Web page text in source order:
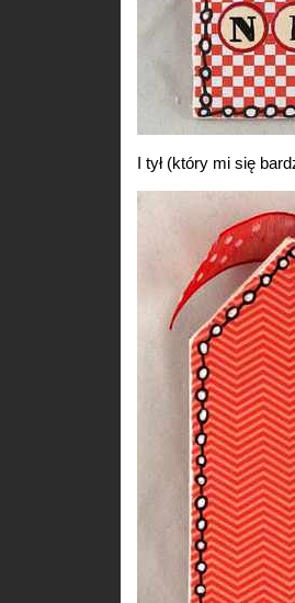
I tył (który mi się